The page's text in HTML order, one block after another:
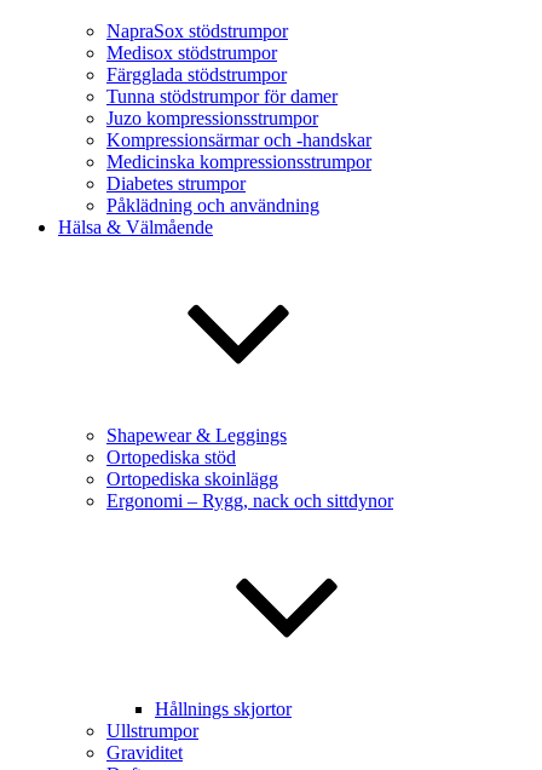
NapraSox stödstrumpor
Medisox stödstrumpor
Färgglada stödstrumpor
Tunna stödstrumpor för damer
Juzo kompressionsstrumpor
Kompressionsärmar och -handskar
Medicinska kompressionsstrumpor
Diabetes strumpor
Påklädning och användning
Hälsa & Välmående
Shapewear & Leggings
Ortopediska stöd
Ortopediska skoinlägg
Ergonomi – Rygg, nack och sittdynor
Hållnings skjortor
Ullstrumpor
Graviditet